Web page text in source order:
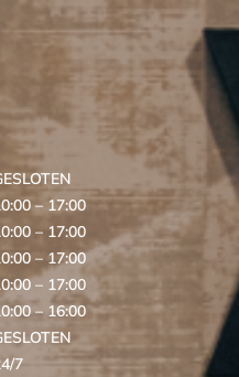
– 17:00
– 17:00
– 17:00
– 17:00
– 16:00
7